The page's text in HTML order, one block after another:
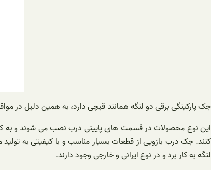
جک پارکینگی برقی دو لنگه همانند قیچی دارد، به همین دلیل در
این نوع محصولات در قسمت های پایینی درب نصب می شوند و به کار
کنند. جک درب بازویی از قطعات بسیار مناسب و با کیفیتی به
لنگه به کار برد و در نوع ایرانی و خارجی وجود دارند.